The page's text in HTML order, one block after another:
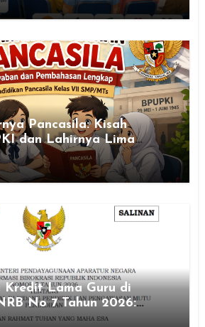
Pancasila: Kisah
dan Lahirnya Lima
Kredit Lama Guru di
No 7 Tahun 2026: